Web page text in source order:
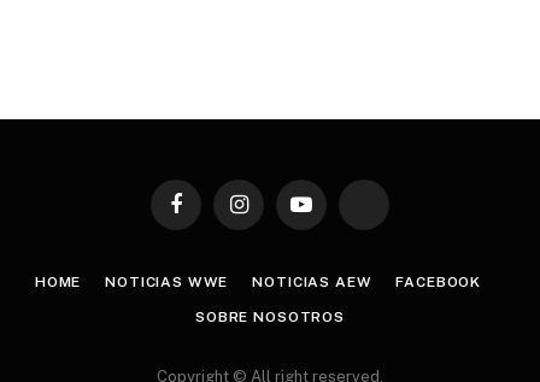
FacebookInstagramYouTube TikTok
HOME NOTICIAS WWE NOTICIAS AEW FACEBOOK
SOBRE NOSOTROS
Copyright © All right reserved.